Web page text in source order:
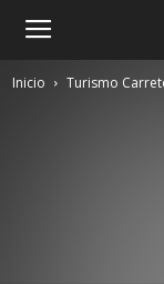
Inicio Turismo